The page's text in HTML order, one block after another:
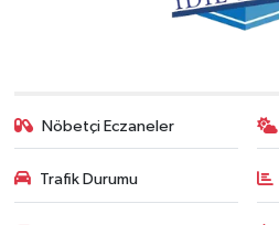
Nöbetçi Eczaneler
Trafik Durumu